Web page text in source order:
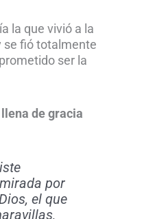
la que vivió a la
se fió totalmente
ser la
de gracia
por
el que